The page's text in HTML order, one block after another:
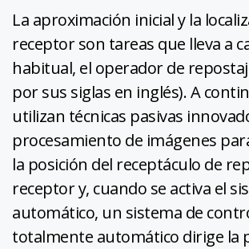
La aproximación inicial y la
receptor son tareas que lleva a
habitual, el operador de
por sus siglas en inglés). A
utilizan técnicas pasivas
procesamiento de imágenes
la posición del receptáculo de
receptor y, cuando se activa el
automático, un sistema de
totalmente automático dirige la